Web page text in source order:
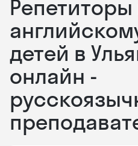
Репетиторы
детей в
онлайн -
Skysmart Chat